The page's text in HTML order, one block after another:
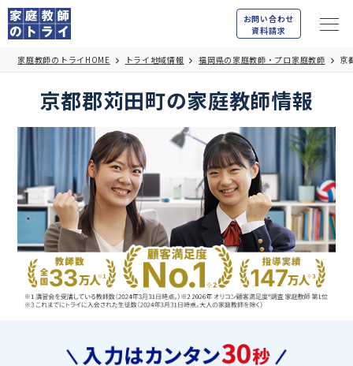
お問い合わせ
資料請求
家庭教師のトライHOME トライ地域情報 福岡県の家庭教師・プロ家庭教師 京
京都郡苅田町の家庭教師情報